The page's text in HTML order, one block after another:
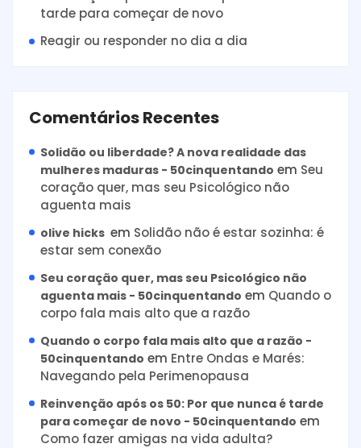
tarde para começar de novo
Reagir ou responder no dia a dia
Comentários Recentes
Solidão ou liberdade? A nova realidade das
mulheres maduras - 50cinquentando em Seu
coração quer, mas seu Psicológico não
aguenta mais
olive hicks em Solidão não é estar sozinha: é
estar sem conexão
Seu coração quer, mas seu Psicológico não
aguenta mais - 50cinquentando em Quando o
corpo fala mais alto que a razão
Quando o corpo fala mais alto que a razão -
50cinquentando em Entre Ondas e Marés:
Navegando pela Perimenopausa
Reinvenção após os 50: Por que nunca é tarde
para começar de novo - 50cinquentando em
Como fazer amigas na vida adulta?